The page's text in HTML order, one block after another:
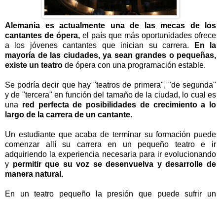
Alemania es actualmente una de las mecas de los
cantantes de ópera, el país que más oportunidades ofrece
a los jóvenes cantantes que inician su carrera.
En la
mayoría de las ciudades, ya sean grandes o pequeñas,
existe un teatro de ópera con una programación estable.
Se podría decir que hay "teatros de primera", "de segunda"
y de "tercera" en función del tamaño de la ciudad, lo cual es
una red perfecta de posibilidades de crecimiento a lo
largo de la carrera de un cantante.
Un estudiante que acaba de terminar su formación puede
comenzar allí su carrera en un pequeño teatro e ir
adquiriendo la experiencia necesaria para ir evolucionando
y permitir que su voz se desenvuelva y desarrolle de
manera natural.
En un teatro pequeño la presión que puede sufrir un